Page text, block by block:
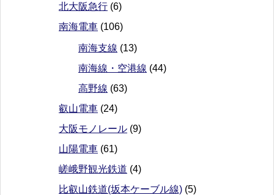
北大阪急行 (6)
南海電車 (106)
南海支線 (13)
南海線・空港線 (44)
高野線 (63)
叡山電車 (24)
大阪モノレール (9)
山陽電車 (61)
嵯峨野観光鉄道 (4)
比叡山鉄道(坂本ケーブル線) (5)